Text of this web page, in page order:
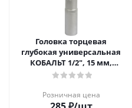
Головка торцевая
глубокая универсальная
КОБАЛЬТ 1/2", 15 мм,
SPLINE Cr-V (1 шт.) подвес
Розничная цена